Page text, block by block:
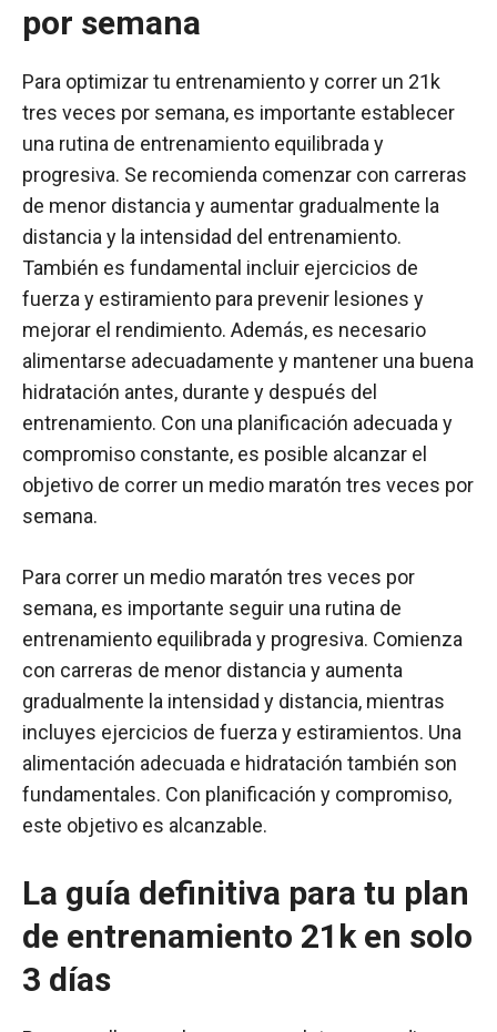
por semana
Para optimizar tu entrenamiento y correr un 21k
tres veces por semana, es importante establecer
una rutina de entrenamiento equilibrada y
progresiva. Se recomienda comenzar con carreras
de menor distancia y aumentar gradualmente la
distancia y la intensidad del entrenamiento.
También es fundamental incluir ejercicios de
fuerza y estiramiento para prevenir lesiones y
mejorar el rendimiento. Además, es necesario
alimentarse adecuadamente y mantener una buena
hidratación antes, durante y después del
entrenamiento. Con una planificación adecuada y
compromiso constante, es posible alcanzar el
objetivo de correr un medio maratón tres veces por
semana.
Para correr un medio maratón tres veces por
semana, es importante seguir una rutina de
entrenamiento equilibrada y progresiva. Comienza
con carreras de menor distancia y aumenta
gradualmente la intensidad y distancia, mientras
incluyes ejercicios de fuerza y estiramientos. Una
alimentación adecuada e hidratación también son
fundamentales. Con planificación y compromiso,
este objetivo es alcanzable.
La guía definitiva para tu plan
de entrenamiento 21k en solo
3 días